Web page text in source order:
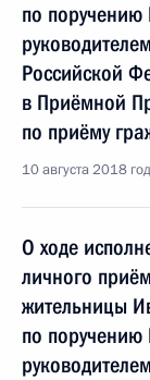
по поручению
Российской
в Приёмной
по приёму
10 августа 2018
О ходе
личного
жительницы
по поручению